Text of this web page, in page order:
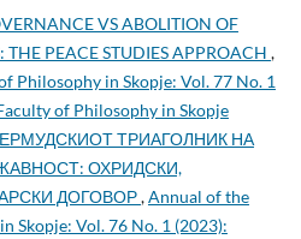
VS ABOLITION OF
PEACE STUDIES APPROACH ,
Philosophy in Skopje: Vol. 77 No. 1
of Philosophy in Skopje
ТРИАГОЛНИК НА
ОХРИДСКИ,
ДОГОВОР,Annual of the
Skopje: Vol. 76 No. 1 (2023):